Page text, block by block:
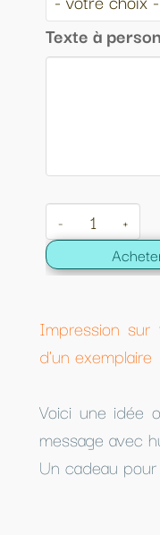
Texte à
- +
Impression sur
d'un exemplaire
Voici une idée
message avec
Un cadeau